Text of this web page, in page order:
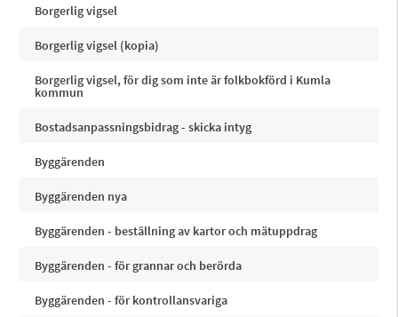
Borgerlig vigsel
Borgerlig vigsel (kopia)
Borgerlig vigsel, för dig som inte är folkbokförd i Kumla
kommun
Bostadsanpassningsbidrag - skicka intyg
Byggärenden
Byggärenden nya
Byggärenden - beställning av kartor och mätuppdrag
Byggärenden - för grannar och berörda
Byggärenden - för kontrollansvariga